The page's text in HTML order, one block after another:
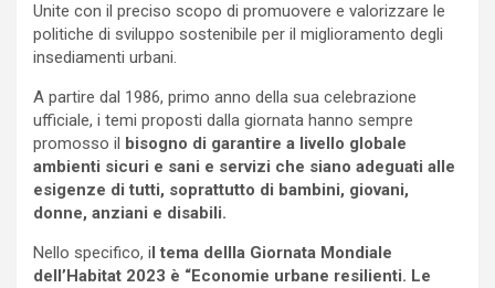
Unite con il preciso scopo di promuovere e valorizzare le
politiche di sviluppo sostenibile per il miglioramento degli
insediamenti urbani.
A partire dal 1986, primo anno della sua celebrazione
ufficiale, i temi proposti dalla giornata hanno sempre
promosso il
bisogno di garantire a livello globale
ambienti sicuri e sani e servizi che siano adeguati alle
esigenze di tutti, soprattutto di bambini, giovani,
donne, anziani e disabili.
Nello specifico, i l tema dellla Giornata Mondiale
dell’Habitat 2023 è “Economie urbane resilienti. Le